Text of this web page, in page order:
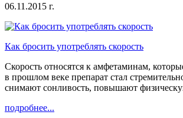
06.11.2015 г.
Как бросить употреблять скорость
Скорость относятся к амфетаминам,
в прошлом веке препарат стал
снимают сонливость, повышают
подробнее...